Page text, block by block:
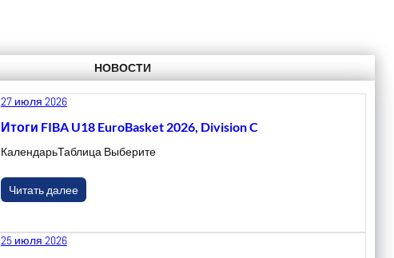
НОВОСТИ
27 июля 2026
Итоги FIBA U18 EuroBasket 2026, Division C
КалендарьТаблица Выберите
Читать далее
25 июля 2026